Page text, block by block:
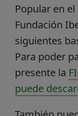
Popular en
Fundación
siguientes
Para poder
presente la
puede